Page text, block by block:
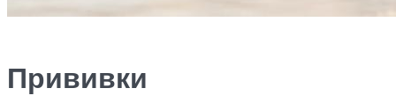
Прививки